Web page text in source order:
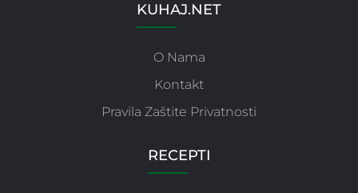
KUHAJ.NET
O Nama
Kontakt
Pravila Zaštite Privatnosti
RECEPTI